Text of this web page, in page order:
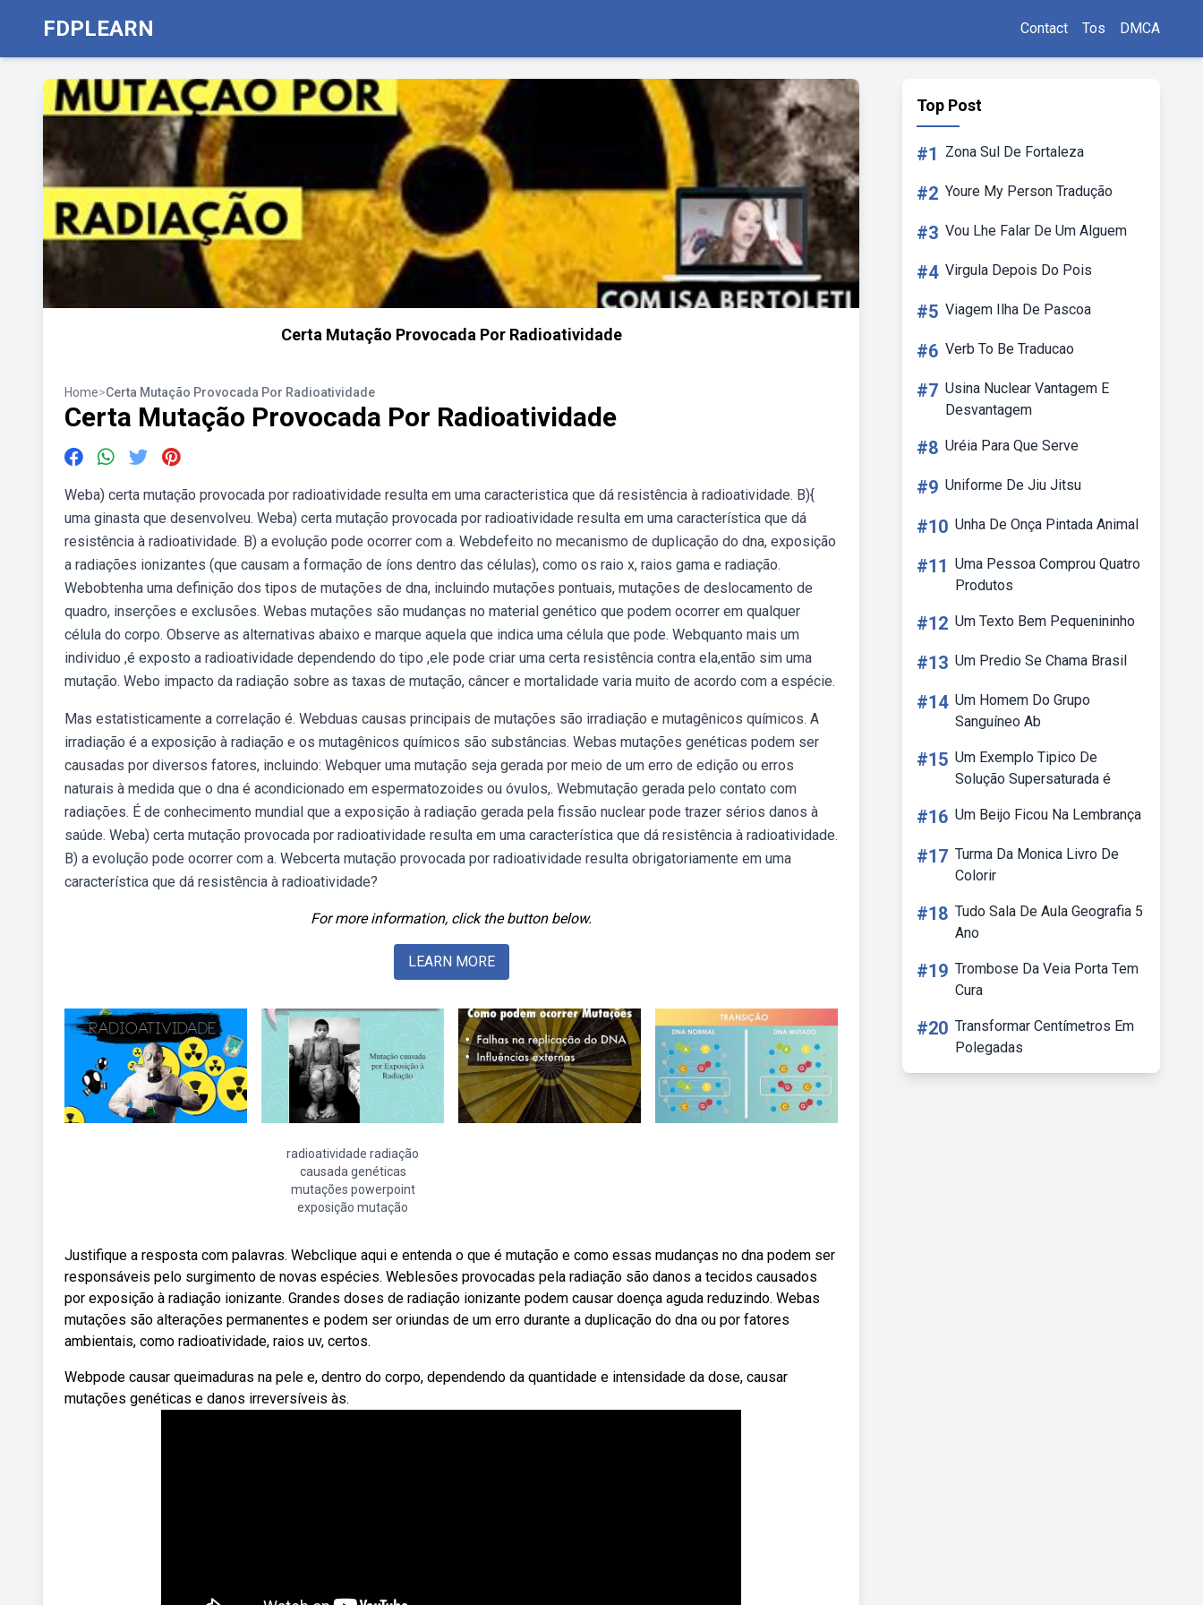
FDPLEARN Contact Tos DMCA
Certa Mutação Provocada Por Radioatividade
Home>Certa Mutação Provocada Por Radioatividade
Certa Mutação Provocada Por Radioatividade
Weba) certa mutação provocada por radioatividade resulta em uma caracteristica que dá resistência à radioatividade. B){
uma ginasta que desenvolveu. Weba) certa mutação provocada por radioatividade resulta em uma característica que dá
resistência à radioatividade. B) a evolução pode ocorrer com a. Webdefeito no mecanismo de duplicação do dna, exposição
a radiações ionizantes (que causam a formação de íons dentro das células), como os raio x, raios gama e radiação.
Webobtenha uma definição dos tipos de mutações de dna, incluindo mutações pontuais, mutações de deslocamento de
quadro, inserções e exclusões. Webas mutações são mudanças no material genético que podem ocorrer em qualquer
célula do corpo. Observe as alternativas abaixo e marque aquela que indica uma célula que pode. Webquanto mais um
individuo ,é exposto a radioatividade dependendo do tipo ,ele pode criar uma certa resistência contra ela,então sim uma
mutação. Webo impacto da radiação sobre as taxas de mutação, câncer e mortalidade varia muito de acordo com a espécie.
Mas estatisticamente a correlação é. Webduas causas principais de mutações são irradiação e mutagênicos químicos. A
irradiação é a exposição à radiação e os mutagênicos químicos são substâncias. Webas mutações genéticas podem ser
causadas por diversos fatores, incluindo: Webquer uma mutação seja gerada por meio de um erro de edição ou erros
naturais à medida que o dna é acondicionado em espermatozoides ou óvulos,. Webmutação gerada pelo contato com
radiações. É de conhecimento mundial que a exposição à radiação gerada pela fissão nuclear pode trazer sérios danos à
saúde. Weba) certa mutação provocada por radioatividade resulta em uma característica que dá resistência à radioatividade.
B) a evolução pode ocorrer com a. Webcerta mutação provocada por radioatividade resulta obrigatoriamente em uma
característica que dá resistência à radioatividade?
For more information, click the button below.
LEARN MORE
radioatividade radiação
causada genéticas
mutações powerpoint
exposição mutação
Justifique a resposta com palavras. Webclique aqui e entenda o que é mutação e como essas mudanças no dna podem ser
responsáveis pelo surgimento de novas espécies. Weblesões provocadas pela radiação são danos a tecidos causados
por exposição à radiação ionizante. Grandes doses de radiação ionizante podem causar doença aguda reduzindo. Webas
mutações são alterações permanentes e podem ser oriundas de um erro durante a duplicação do dna ou por fatores
ambientais, como radioatividade, raios uv, certos.
Webpode causar queimaduras na pele e, dentro do corpo, dependendo da quantidade e intensidade da dose, causar
mutações genéticas e danos irreversíveis às.
Top Post
#1 Zona Sul De Fortaleza
#2 Youre My Person Tradução
#3 Vou Lhe Falar De Um Alguem
#4 Virgula Depois Do Pois
#5 Viagem Ilha De Pascoa
#6 Verb To Be Traducao
#7 Usina Nuclear Vantagem E
Desvantagem
#8 Uréia Para Que Serve
#9 Uniforme De Jiu Jitsu
#10 Unha De Onça Pintada Animal
#11 Uma Pessoa Comprou Quatro
Produtos
#12 Um Texto Bem Pequenininho
#13 Um Predio Se Chama Brasil
#14 Um Homem Do Grupo
Sanguíneo Ab
#15 Um Exemplo Tipico De
Solução Supersaturada é
#16 Um Beijo Ficou Na Lembrança
#17 Turma Da Monica Livro De
Colorir
#18 Tudo Sala De Aula Geografia 5
Ano
#19 Trombose Da Veia Porta Tem
Cura
#20 Transformar Centímetros Em
Polegadas